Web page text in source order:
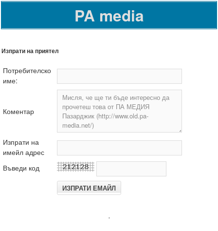
PA media
Изпрати на приятел
Потребителско
име:
Коментар
Изпрати на
имейл адрес
Въведи код
.